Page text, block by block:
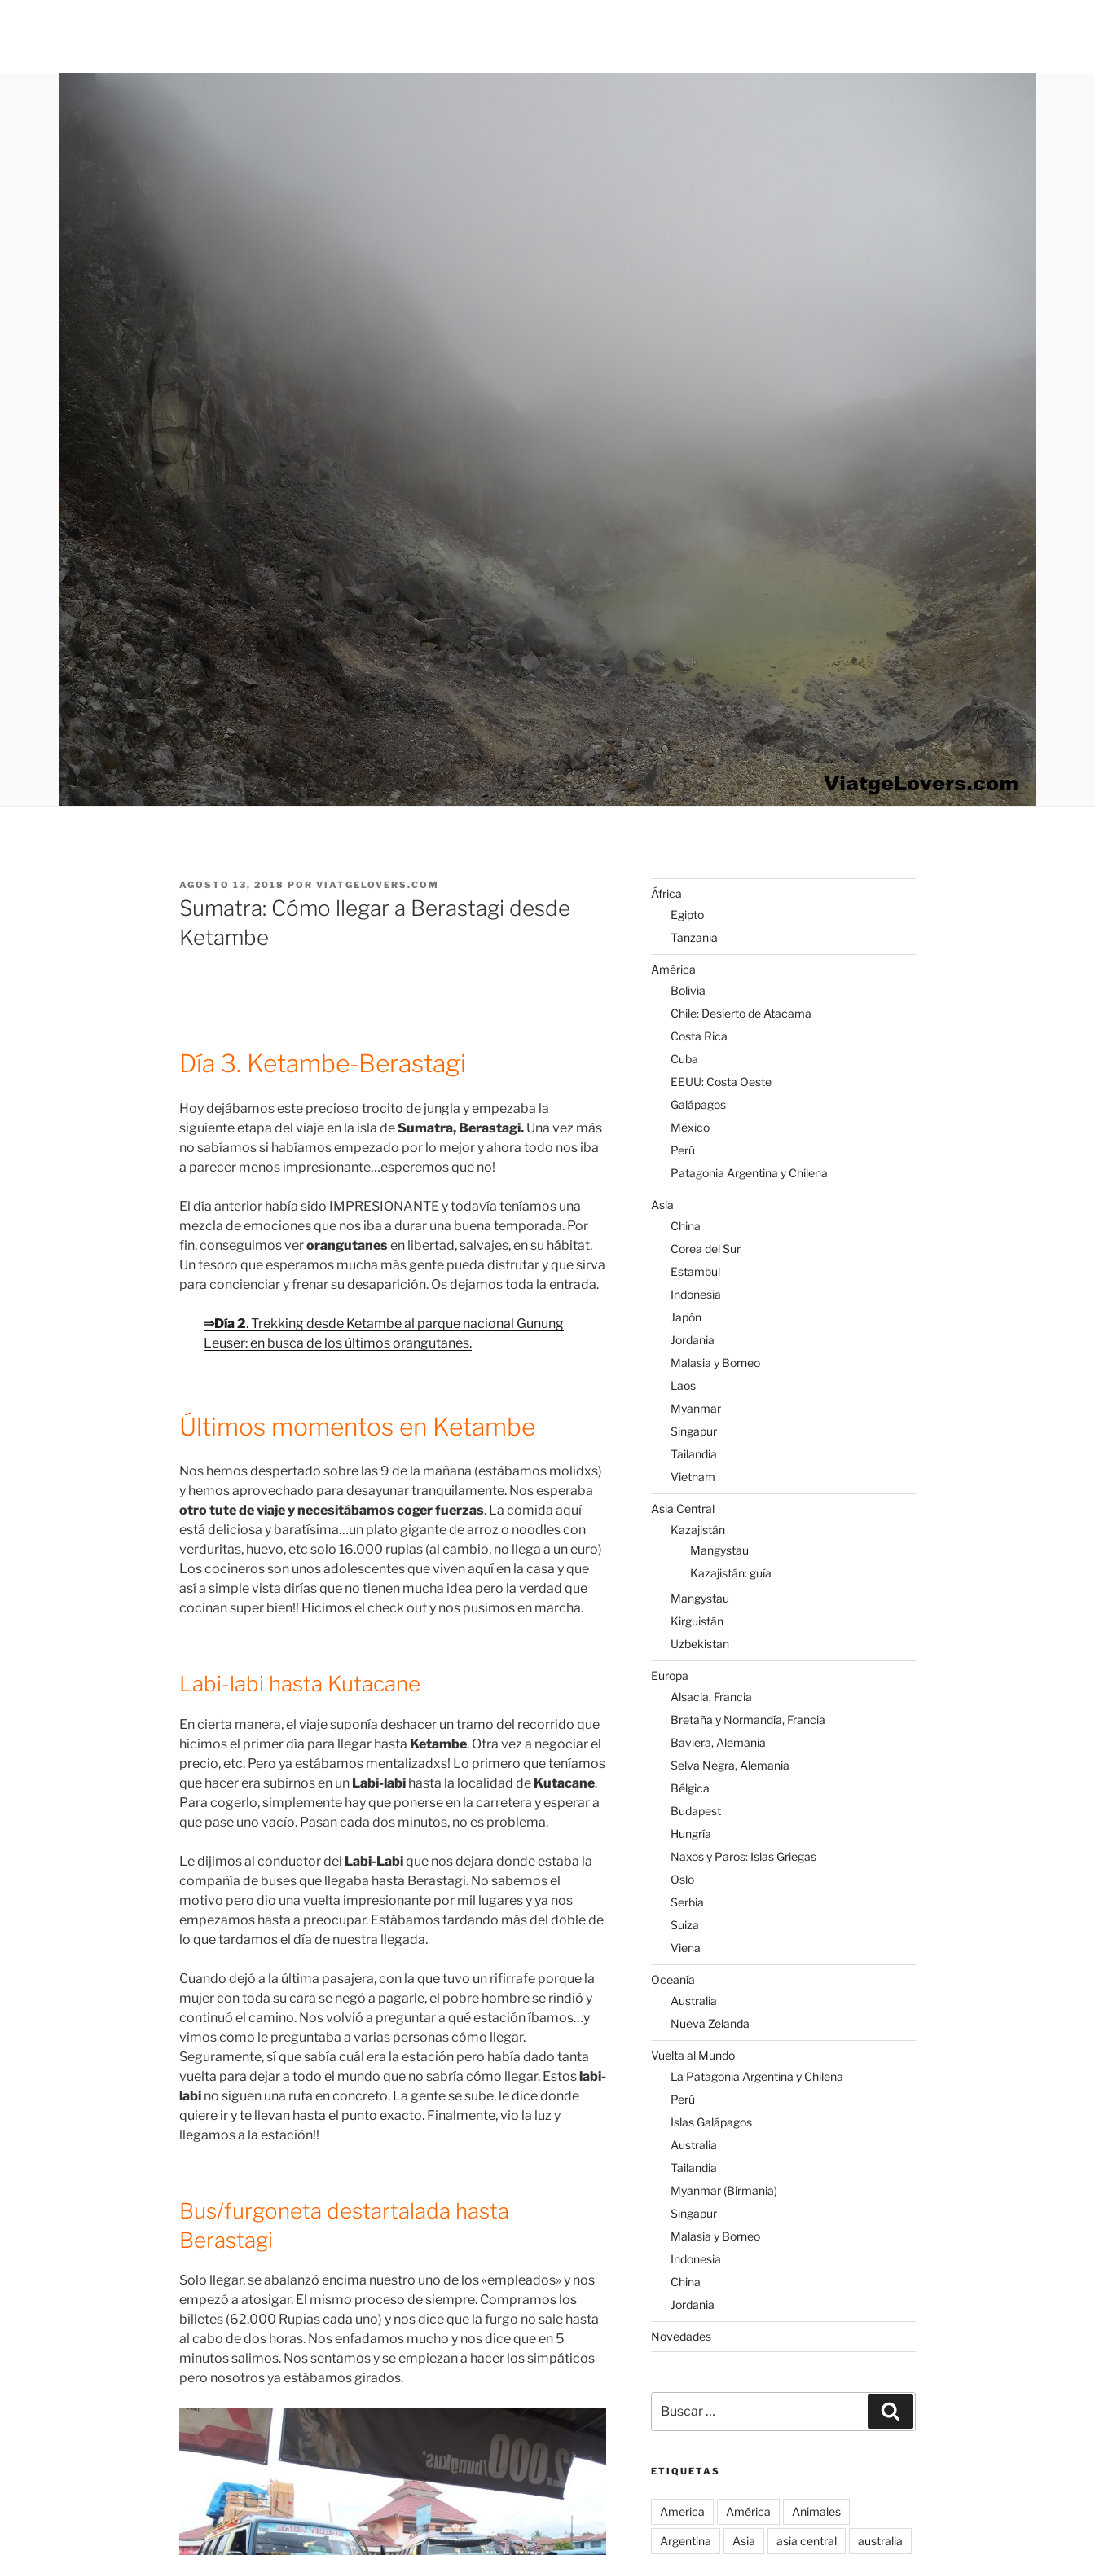
PUBLICADO
EL
AGOSTO 13, 2018 POR VIATGELOVERS.COM
Sumatra: Cómo llegar a Berastagi desde
Ketambe
Día 3. Ketambe-Berastagi
Hoy dejábamos este precioso trocito de jungla y empezaba la
siguiente etapa del viaje en la isla deSumatra, Berastagi. Una vez más
no sabíamos si habíamos empezado por lo mejor y ahora todo nos iba
a parecer menos impresionante…esperemos que no!
El día anterior había sido IMPRESIONANTE y todavía teníamos una
mezcla de emociones que nos iba a durar una buena temporada. Por
fin, conseguimos verorangutanesen libertad, salvajes, en su hábitat.
Un tesoro que esperamos mucha más gente pueda disfrutar y que sirva
para concienciar y frenar su desaparición. Os dejamos toda la entrada.
⇒Día 2. Trekking desde Ketambe al parque nacional Gunung
Leuser: en busca de los últimos orangutanes.
Últimos momentos en Ketambe
Nos hemos despertado sobre las 9 de la mañana (estábamos molidxs)
y hemos aprovechado para desayunar tranquilamente. Nos esperaba
otro tute de viaje y necesitábamos coger fuerzas. La comida aquí
está deliciosa y baratísima…un plato gigante de arroz o noodles con
verduritas, huevo, etc solo 16.000 rupias (al cambio, no llega a un euro)
Los cocineros son unos adolescentes que viven aquí en la casa y que
así a simple vista dirías que no tienen mucha idea pero la verdad que
cocinan super bien!! Hicimos el check out y nos pusimos en marcha.
Labi-labi hasta Kutacane
En cierta manera, el viaje suponía deshacer un tramo del recorrido que
hicimos el primer día para llegar hasta Ketambe. Otra vez a negociar el
precio, etc. Pero ya estábamos mentalizadxs! Lo primero que teníamos
que hacer era subirnos en un Labi-labi hasta la localidad de Kutacane.
Para cogerlo, simplemente hay que ponerse en la carretera y esperar a
que pase uno vacío. Pasan cada dos minutos, no es problema.
Le dijimos al conductor del Labi-Labique nos dejara donde estaba la
compañía de buses que llegaba hasta Berastagi. No sabemos el
motivo pero dio una vuelta impresionante por mil lugares y ya nos
empezamos hasta a preocupar. Estábamos tardando más del doble de
lo que tardamos el día de nuestra llegada.
Cuando dejó a la última pasajera, con la que tuvo un rifirrafe porque la
mujer con toda su cara se negó a pagarle, el pobre hombre se rindió y
continuó el camino. Nos volvió a preguntar a qué estación íbamos…y
vimos como le preguntaba a varias personas cómo llegar.
Seguramente, sí que sabía cuál era la estación pero había dado tanta
vuelta para dejar a todo el mundo que no sabría cómo llegar. Estoslabi-
labi no siguen una ruta en concreto. La gente se sube, le dice donde
quiere ir y te llevan hasta el punto exacto. Finalmente, vio la luz y
llegamos a la estación!!
Bus/furgoneta destartalada hasta
Berastagi
Solo llegar, se abalanzó encima nuestro uno de los «empleados» y nos
empezó a atosigar. El mismo proceso de siempre. Compramos los
billetes (62.000 Rupias cada uno) y nos dice que la furgo no sale hasta
al cabo de dos horas. Nos enfadamos mucho y nos dice que en 5
minutos salimos. Nos sentamos y se empiezan a hacer los simpáticos
pero nosotros ya estábamos girados.
África
Egipto
Tanzania
América
Bolivia
Chile: Desierto de Atacama
Costa Rica
Cuba
EEUU: Costa Oeste
Galápagos
México
Perú
Patagonia Argentina y Chilena
Asia
China
Corea del Sur
Estambul
Indonesia
Japón
Jordania
Malasia y Borneo
Laos
Myanmar
Singapur
Tailandia
Vietnam
Asia Central
Kazajistán
Mangystau
Kazajistán: guía
Mangystau
Kirguistán
Uzbekistan
Europa
Alsacia, Francia
Bretaña y Normandía, Francia
Baviera, Alemania
Selva Negra, Alemania
Bélgica
Budapest
Hungría
Naxos y Paros: Islas Griegas
Oslo
Serbia
Suiza
Viena
Oceanía
Australia
Nueva Zelanda
Vuelta al Mundo
La Patagonia Argentina y Chilena
Perú
Islas Galápagos
Australia
Tailandia
Myanmar (Birmania)
Singapur
Malasia y Borneo
Indonesia
China
Jordania
Novedades
por:
ETIQUETAS
America América Animales
Argentina Asia asia central australia